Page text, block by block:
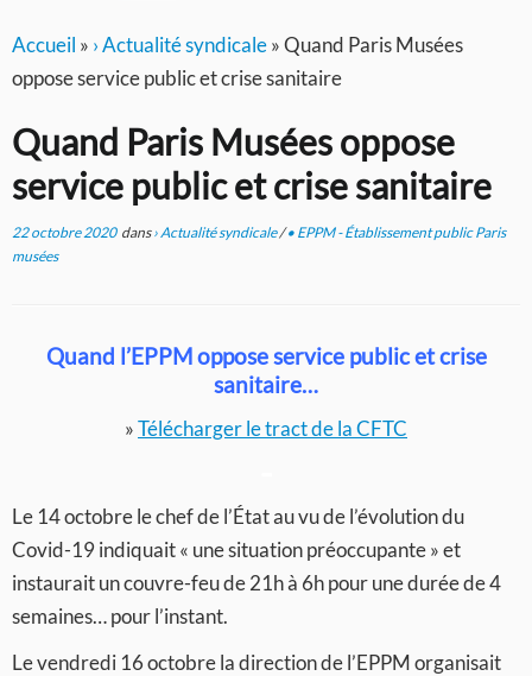
Accueil » › Actualité syndicale»Quand Paris Musées
oppose service public et crise sanitaire
Quand Paris Musées oppose
service public et crise sanitaire
22 octobre 2020dans› Actualité syndicale/• EPPM - Établissement public Paris
musées
Quand l’EPPM oppose service public et crise
sanitaire…
»Télécharger le tract de la CFTC
Le 14 octobre le chef de l’État au vu de l’évolution du
Covid-19 indiquait « une situation préoccupante » et
instaurait un couvre-feu de 21h à 6h pour une durée de 4
semaines… pour l’instant.
Le vendredi 16 octobre la direction de l’EPPM organisait